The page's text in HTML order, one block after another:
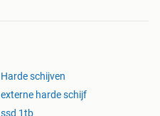
Harde schijven
externe harde schijf
ssd 1tb